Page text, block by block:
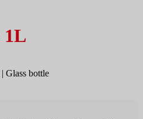
1L
Glass bottle